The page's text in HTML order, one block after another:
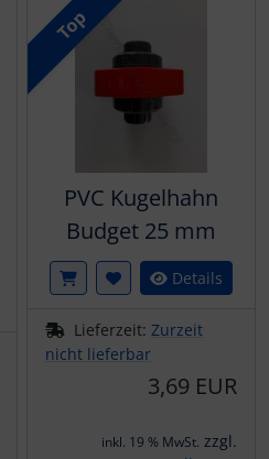
Top
PVC Kugelhahn
Budget 25 mm
Details
Lieferzeit: Zurzeit
nicht lieferbar
3,69 EUR
inkl. 19 % MwSt. zzgl.